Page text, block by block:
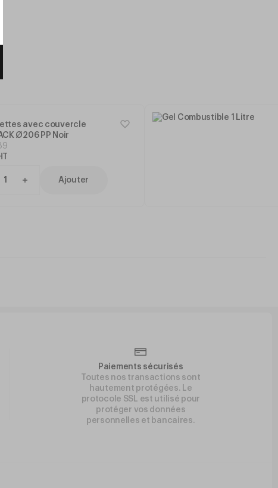
avec couvercle
Ø206 PP Noir
Ajouter
Paiements sécurisés
Toutes nos transactions sont
hautement protégées. Le
protocole SSL est utilisé pour
protéger vos données
personnelles et bancaires.